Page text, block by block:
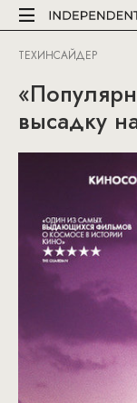
ТЕХИНСАЙДЕР
высадку